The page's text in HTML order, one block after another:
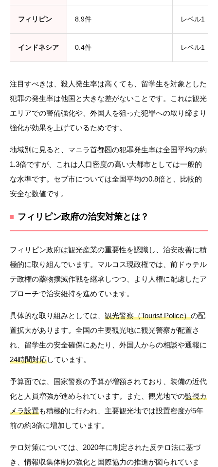
フィリピン 8.9件 レベル1（
インドネシア 0.4件 レベル1
注目すべきは、殺人発生率は高くても、留学生を対象とした
犯罪の発生率は他国と大きな差がないことです。これは観光
エリアでの警備強化や、外国人を狙った犯罪への取り締まり
強化が効果を上げているためです。
地域別に見ると、マニラ首都圏の犯罪発生率は全国平均の約
1.3倍ですが、これは人口密度の高い大都市としては一般的
な水準です。セブ市については全国平均の0.8倍と、比較的
安全な数値です。
フィリピン政府の治安対策とは？
フィリピン政府は観光産業の重要性を認識し、治安改善に積
極的に取り組んでいます。マルコス現政権では、前ドゥテル
テ政権の薬物撲滅作戦を継承しつつ、より人権に配慮したア
プローチで治安維持を進めています。
具体的な取り組みとしては、 観光警察（Tourist Police）の配
置拡大があります。全国の主要観光地に観光警察が配置さ
れ、留学生の安全確保にあたり、外国人からの相談や通報に
24時間対応しています。
予算面では、国家警察の予算が増額されており、装備の近代
化と人員増強が進められています。また、観光地での監視カ
メラ設置も積極的に行われ、主要観光地では設置密度が5年
前の約3倍に増加しています。
テロ対策については、2020年に制定された反テロ法に基づ
き、情報収集体制の強化と国際協力の推進が図られていま